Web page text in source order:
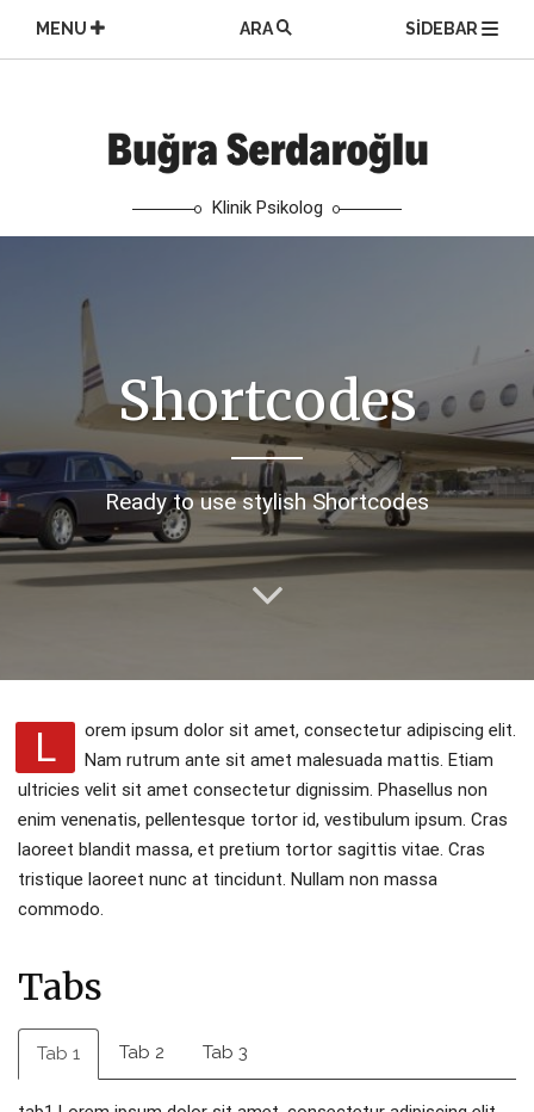
content
MENU ARA SIDEBAR
Klinik Psikolog
Shortcodes
Ready to use stylish Shortcodes
L
orem ipsum dolor sit amet, consectetur adipiscing elit.
Nam rutrum ante sit amet malesuada mattis. Etiam
ultricies velit sit amet consectetur dignissim. Phasellus non
enim venenatis, pellentesque tortor id, vestibulum ipsum. Cras
laoreet blandit massa, et pretium tortor sagittis vitae. Cras
tristique laoreet nunc at tincidunt. Nullam non massa
commodo.
Tabs
Tab 1 Tab 2 Tab 3